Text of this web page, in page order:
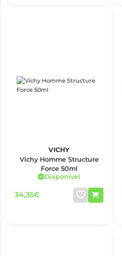
VICHY
Vichy Homme Structure
Force 50ml
Disponível
34,35€